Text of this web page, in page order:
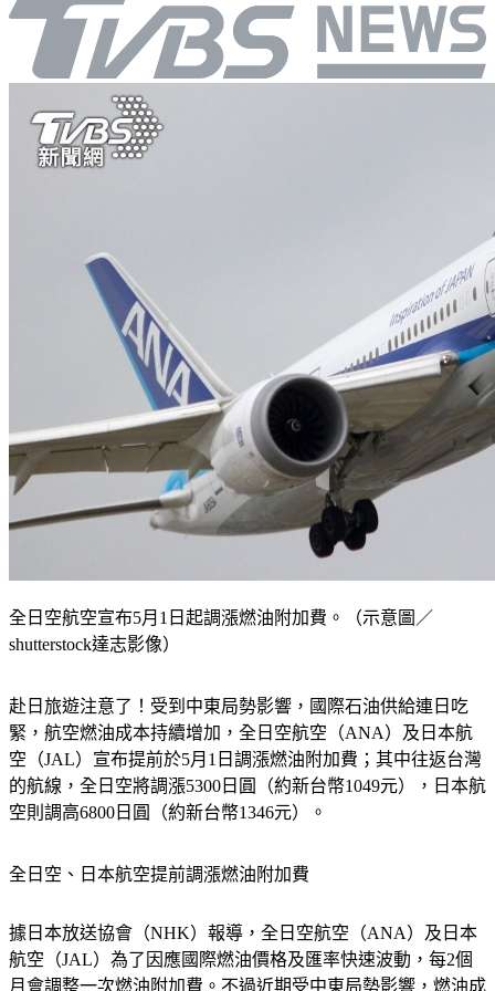
全日空航空宣布5月1日起調漲燃油附加費。（示意圖／
shutterstock達志影像）
赴日旅遊注意了！受到中東局勢影響，國際石油供給連日吃
緊，航空燃油成本持續增加，全日空航空（ANA）及日本航
空（JAL）宣布提前於5月1日調漲燃油附加費；其中往返台灣
的航線，全日空將調漲5300日圓（約新台幣1049元），日本航
空則調高6800日圓（約新台幣1346元）。
全日空、日本航空提前調漲燃油附加費
據日本放送協會（NHK）報導，全日空航空（ANA）及日本
航空（JAL）為了因應國際燃油價格及匯率快速波動，每2個
月會調整一次燃油附加費。不過近期受中東局勢影響，燃油成